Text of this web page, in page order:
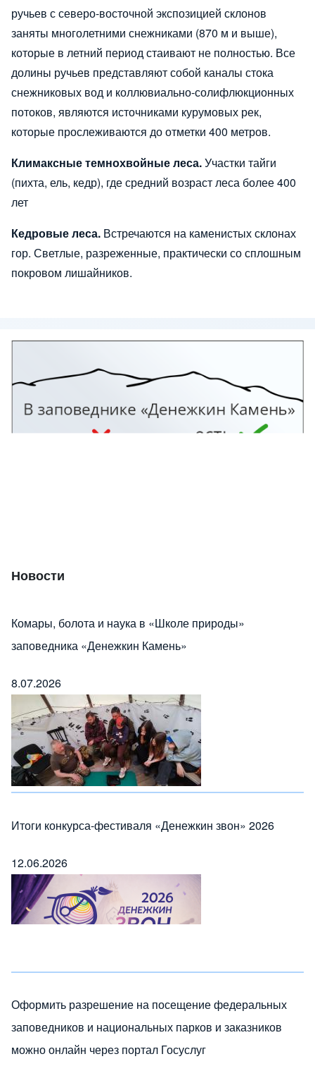
ручьев с северо-восточной экспозицией склонов
заняты многолетними снежниками (870 м и выше),
которые в летний период стаивают не полностью. Все
долины ручьев представляют собой каналы стока
снежниковых вод и коллювиально-солифлюкционных
потоков, являются источниками курумовых рек,
которые прослеживаются до отметки 400 метров.
Климаксные темнохвойные леса.Участки тайги
(пихта, ель, кедр), где средний возраст леса более 400
лет
Кедровые леса. Встречаются на каменистых склонах
гор. Светлые, разреженные, практически со сплошным
покровом лишайников.
Новости
Комары, болота и наука в «Школе природы»
заповедника «Денежкин Камень»
8.07.2026
Итоги конкурса-фестиваля «Денежкин звон» 2026
12.06.2026
Оформить разрешение на посещение федеральных
заповедников и национальных парков и заказников
можно онлайн через портал Госуслуг